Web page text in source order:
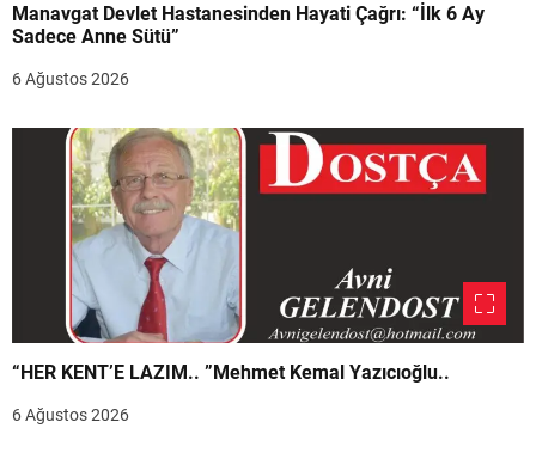
Manavgat Devlet Hastanesinden Hayati Çağrı: “İlk 6 Ay
Sadece Anne Sütü”
6 Ağustos 2026
“HER KENT’E LAZIM.. ”Mehmet Kemal Yazıcıoğlu..
6 Ağustos 2026